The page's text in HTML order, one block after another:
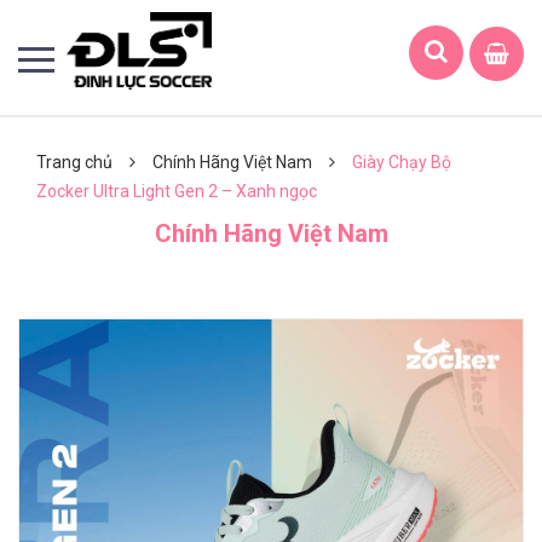
Trang chủ Chính Hãng Việt Nam
Giày Chạy Bộ
Zocker Ultra Light Gen 2 – Xanh ngọc
Chính Hãng Việt Nam